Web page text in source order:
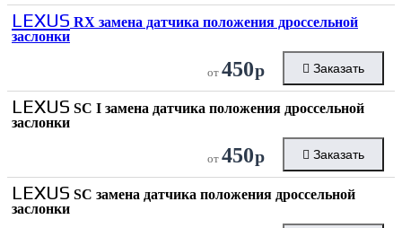
LEXUS RX замена датчика положения дроссельной
заслонки
от 450р Заказать
LEXUS SC I замена датчика положения дроссельной
заслонки
от 450р Заказать
LEXUS SC замена датчика положения дроссельной
заслонки